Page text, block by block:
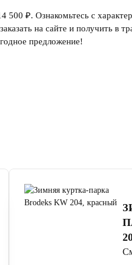
₽. Ознакомьтесь с
на сайте и получить в
предложение!